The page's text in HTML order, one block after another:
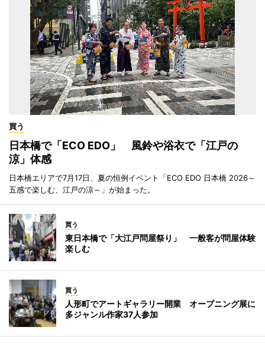
買う
日本橋で「ECO EDO」 風鈴や浴衣で「江戸の
涼」体感
日本橋エリアで7月17日、夏の恒例イベント「ECO EDO 日本橋 2026～
五感で楽しむ、江戸の涼～」が始まった。
買う
東日本橋で「大江戸問屋祭り」 一般客が問屋体験
楽しむ
買う
人形町でアートギャラリー開業 オープニング展に
多ジャンル作家37人参加